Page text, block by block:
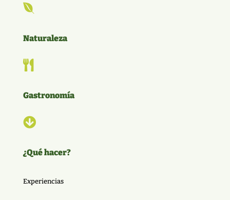

Naturaleza

Gastronomía

¿Qué hacer?
Experiencias